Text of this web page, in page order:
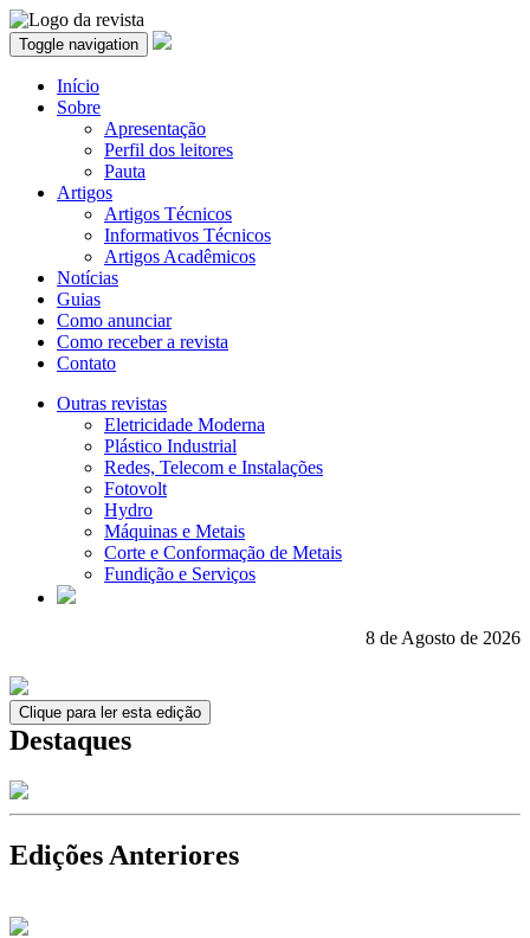
Toggle navigation
Início
Sobre
Apresentação
Perfil dos leitores
Pauta
Artigos
Artigos Técnicos
Informativos Técnicos
Artigos Acadêmicos
Notícias
Guias
Como anunciar
Como receber a revista
Contato
Outras revistas
Eletricidade Moderna
Plástico Industrial
Redes, Telecom e Instalações
Fotovolt
Hydro
Máquinas e Metais
Corte e Conformação de Metais
Fundição e Serviços
8 de Agosto de 2026
Clique para ler esta edição
Destaques
Edições Anteriores